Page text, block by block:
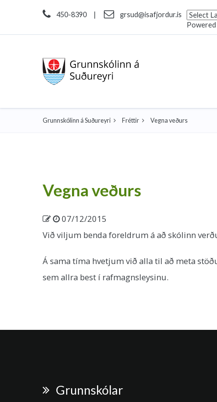
450-8390 |
grsud@isafjordur.is
Grunnskólinn á Suðureyri Fréttir Vegna veðurs
Vegna veðurs
07/12/2015
Við viljum benda foreldrum á að skólinn
Á sama tíma hvetjum við alla til að meta
sem allra best í rafmagnsleysinu.
Grunnskólar